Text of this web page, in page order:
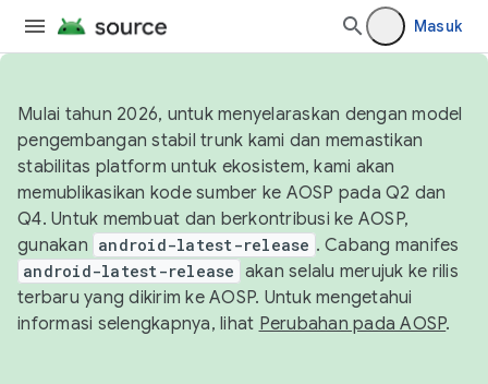
Masuk
Mulai tahun 2026, untuk menyelaraskan dengan model
pengembangan stabil trunk kami dan memastikan
stabilitas platform untuk ekosistem, kami akan
memublikasikan kode sumber ke AOSP pada Q2 dan
Q4. Untuk membuat dan berkontribusi ke AOSP,
gunakan android-latest-release . Cabang manifes
android-latest-release akan selalu merujuk ke rilis
terbaru yang dikirim ke AOSP. Untuk mengetahui
informasi selengkapnya, lihat Perubahan pada AOSP.